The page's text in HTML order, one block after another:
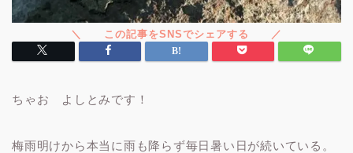
ちゃお よしとみです！
梅雨明けから本当に雨も降らず毎日暑い日が続いている。